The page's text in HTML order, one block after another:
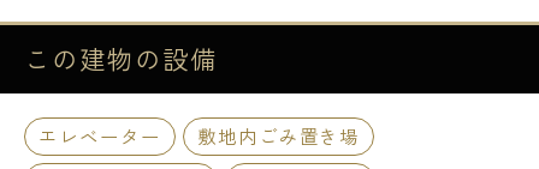
この建物の設備
エレベーター
敷地内ごみ置き場